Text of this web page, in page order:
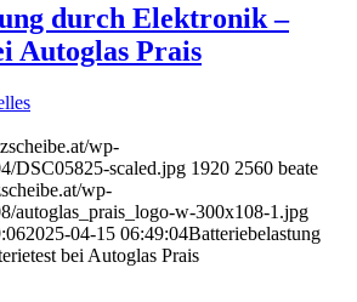
durch Elektronik –
Autoglas Prais
wp-
DSC05825-scaled.jpg 1920 2560 beate
wp-
autoglas_prais_logo-w-300x108-1.jpg
2025-04-15 06:49:04Batteriebelastung
bei Autoglas Prais